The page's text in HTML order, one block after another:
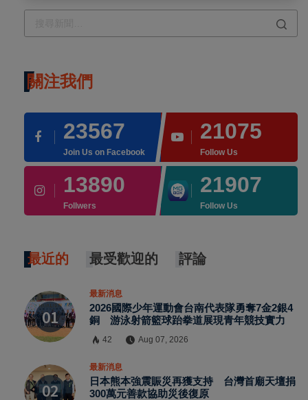
關注我們
23567
Join Us on Facebook
21075
Follow Us
13890
Follwers
21907
Follow Us
最近的 最受歡迎的 評論
最新消息
2026國際少年運動會台南代表隊勇奪7金2銀4
銅 游泳射箭籃球跆拳道展現青年競技實力
42 Aug 07, 2026
最新消息
日本熊本強震賑災再獲支持 台灣首廟天壇捐
300萬元善款協助災後復原